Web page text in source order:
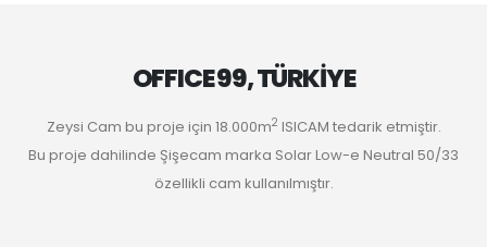
OFFICE 99, TÜRKİYE
Zeysi Cam bu proje için 18.000m2 ISICAM tedarik etmiştir.
Bu proje dahilinde Şişecam marka Solar Low-e Neutral 50/33
özellikli cam kullanılmıştır.